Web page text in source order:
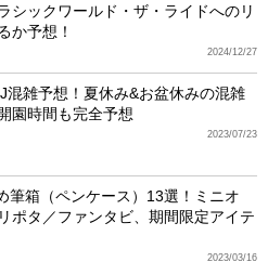
シックワールド・ザ・ライドへのリ
か予想！
2024/12/27
混雑予想！夏休み&お盆休みの混雑
園時間も完全予想
2023/07/23
筆箱（ペンケース）13選！ミニオ
ポタ／ファンタビ、期間限定アイテ
2023/03/16